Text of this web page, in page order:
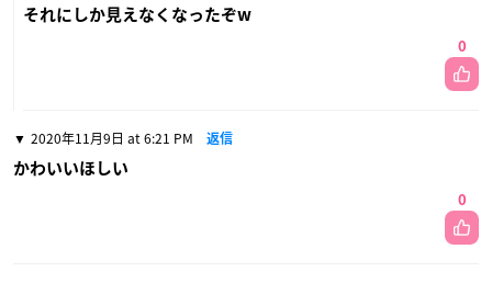
それにしか見えなくなったぞw
0
2020年11月9日 at 6:21 PM 返信
かわいいほしい
0